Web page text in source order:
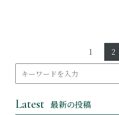
1 2
Latest 最新の投稿